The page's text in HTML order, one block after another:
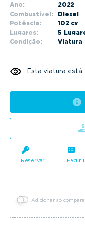
Ano: 2022
Combustível:
Diesel
Potência:
102 cv
Lugares:
5
Condição:
Viatura
Esta viatura está
Reservar Pedir
Adicionar ao